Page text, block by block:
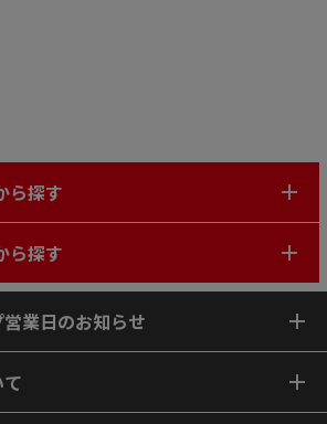
ら探す
ら探す
業日のお知らせ